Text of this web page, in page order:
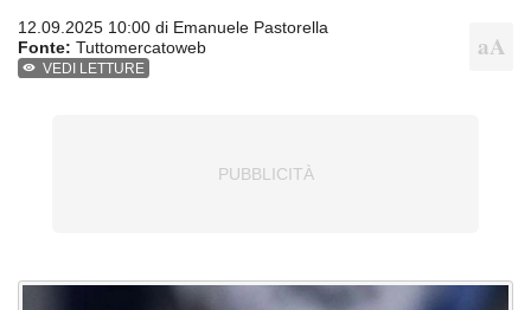
12.09.2025 10:00 di Emanuele Pastorella
Fonte: Tuttomercatoweb
VEDI LETTURE